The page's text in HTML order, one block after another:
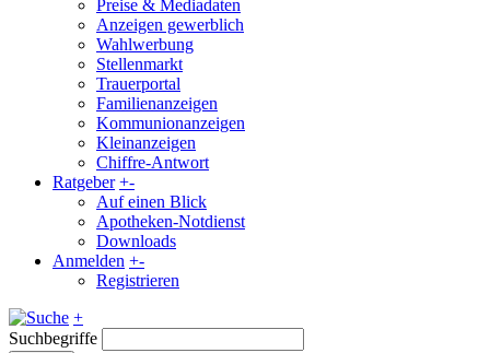
Preise & Mediadaten
Anzeigen gewerblich
Wahlwerbung
Stellenmarkt
Trauerportal
Familienanzeigen
Kommunionanzeigen
Kleinanzeigen
Chiffre-Antwort
Ratgeber +-
Auf einen Blick
Apotheken-Notdienst
Downloads
Anmelden +-
Registrieren
+
Suchbegriffe